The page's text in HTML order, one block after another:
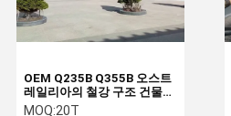
OEM Q235B Q355B 오스트
레일리아의 철강 구조 건물
방화 방지
MOQ:20T